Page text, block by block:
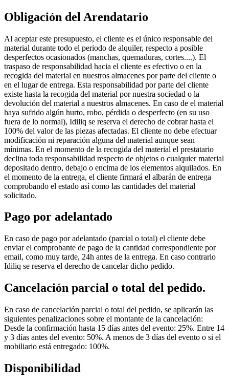
Obligación del Arendatario
Al aceptar este presupuesto, el cliente es el único responsable del
material durante todo el periodo de alquiler, respecto a posible
desperfectos ocasionados (manchas, quemaduras, cortes....). El
traspaso de responsabilidad hacia el cliente es efectivo o en la
recogida del material en nuestros almacenes por parte del cliente o
en el lugar de entrega. Esta responsabilidad por parte del cliente
existe hasta la recogida del material por nuestra sociedad o la
devolución del material a nuestros almacenes. En caso de el material
haya sufrido algún hurto, robo, pérdida o desperfecto (en su uso
fuera de lo normal), Idiliq se reserva el derecho de cobrar hasta el
100% del valor de las piezas afectadas. El cliente no debe efectuar
modificación ni reparación alguna del material aunque sean
mínimas. En el momento de la recogida del material el prestatario
declina toda responsabilidad respecto de objetos o cualquier material
depositado dentro, debajo o encima de los elementos alquilados. En
el momento de la entrega, el cliente firmará el albarán de entrega
comprobando el estado así como las cantidades del material
solicitado.
Pago por adelantado
En caso de pago por adelantado (parcial o total) el cliente debe
enviar el comprobante de pago de la cantidad correspondiente por
email, como muy tarde, 24h antes de la entrega. En caso contrario
Idiliq se reserva el derecho de cancelar dicho pedido.
Cancelación parcial o total del pedido.
En caso de cancelación parcial o total del pedido, se aplicarán las
siguientes penalizaciones sobre el montante de la cancelación:
Desde la confirmación hasta 15 días antes del evento: 25%. Entre 14
y 3 días antes del evento: 50%. A menos de 3 días del evento o si el
mobiliario está entregado: 100%.
Disponibilidad